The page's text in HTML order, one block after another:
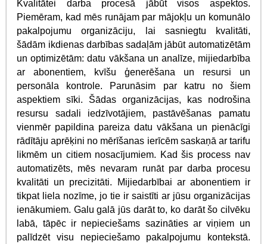
Kvalitātei darba procesā jābūt visos aspektos.
Piemēram, kad mēs runājam par mājokļu un komunālo
pakalpojumu organizāciju, lai sasniegtu kvalitāti,
šādām ikdienas darbības sadaļām jābūt automatizētām
un optimizētām: datu vākšana un analīze, mijiedarbība
ar abonentiem, kvīšu ģenerēšana un resursi un
personāla kontrole. Parunāsim par katru no šiem
aspektiem sīki. Šādas organizācijas, kas nodrošina
resursu sadali iedzīvotājiem, pastāvēšanas pamatu
vienmēr papildina pareiza datu vākšana un pienācīgi
rādītāju aprēķini no mērīšanas ierīcēm saskaņā ar tarifu
likmēm un citiem nosacījumiem. Kad šis process nav
automatizēts, mēs nevaram runāt par darba procesu
kvalitāti un precizitāti. Mijiedarbībai ar abonentiem ir
tikpat liela nozīme, jo tie ir saistīti ar jūsu organizācijas
ienākumiem. Galu galā jūs darāt to, ko darāt šo cilvēku
labā, tāpēc ir nepieciešams sazināties ar viņiem un
palīdzēt visu nepieciešamo pakalpojumu kontekstā.